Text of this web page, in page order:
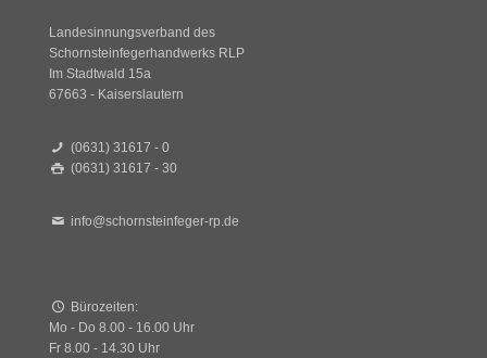
Landesinnungsverband des
Schornsteinfegerhandwerks RLP
Im Stadtwald 15a
67663 - Kaiserslautern
(0631) 31617 - 0
(0631) 31617 - 30
info@schornsteinfeger-rp.de
Bürozeiten:
Mo - Do 8.00 - 16.00 Uhr
Fr 8.00 - 14.30 Uhr